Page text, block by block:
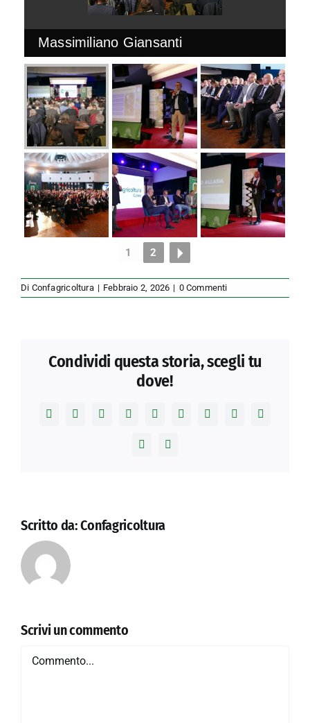
Massimiliano Giansanti
1 2
Di Confagricoltura | Febbraio 2, 2026 | 0 Commenti
Condividi questa storia, scegli tu
dove!
Facebook X Reddit LinkedInWhatsAppTelegramTumblr Pinterest Vk
Xing Email
Scritto da:Confagricoltura
Scrivi un commento